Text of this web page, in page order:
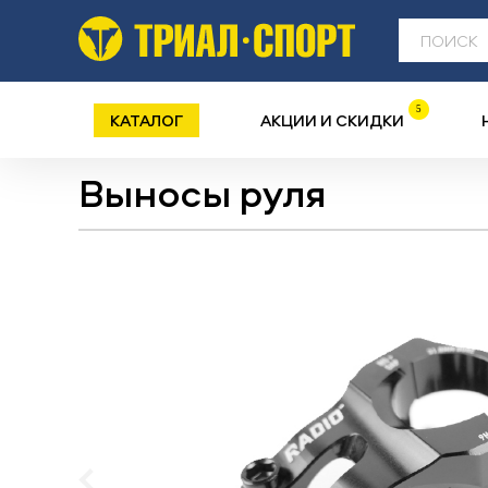
КАТАЛОГ АКЦИИ И СКИДКИ 5
Выносы руля